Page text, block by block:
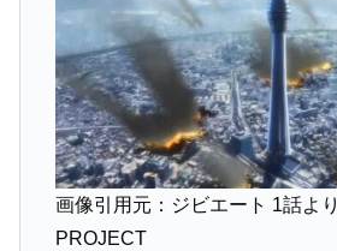
画像引用元：ジビエート 1話より
PROJECT